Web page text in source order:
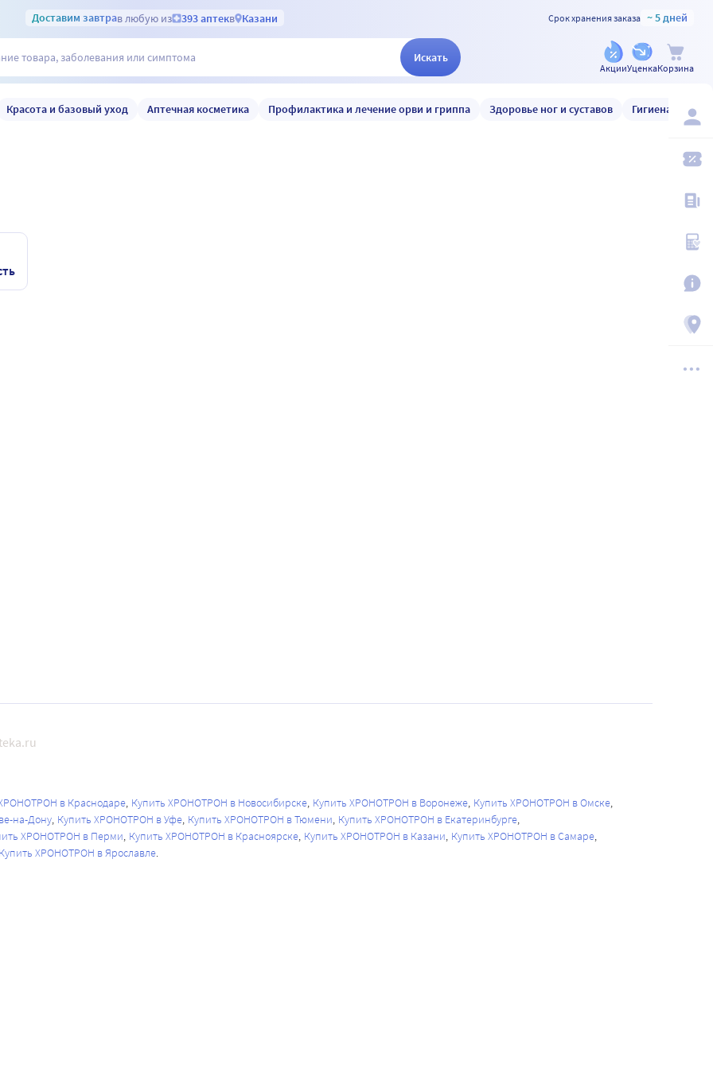
Доставим завтрав любую из 393 аптекв Казани Срок хранения заказа ~ 5 дней
Искать
АкцииУценкаКорзина
Красота и базовый уход Аптечная косметика Профилактика и лечение орви и гриппа Здоровье ног и суставов Гигиена и уход
в Краснодаре Купить ХРОНОТРОН в Новосибирске Купить ХРОНОТРОН в Воронеже Купить ХРОНОТРОН в Омске
на-Дону Купить ХРОНОТРОН в Уфе Купить ХРОНОТРОН в Тюмени Купить ХРОНОТРОН в Екатеринбурге
ХРОНОТРОН в Перми Купить ХРОНОТРОН в Красноярске Купить ХРОНОТРОН в Казани Купить ХРОНОТРОН в Самаре
Купить ХРОНОТРОН в Ярославле